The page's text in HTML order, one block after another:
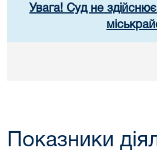
Увага! Суд не
Показники